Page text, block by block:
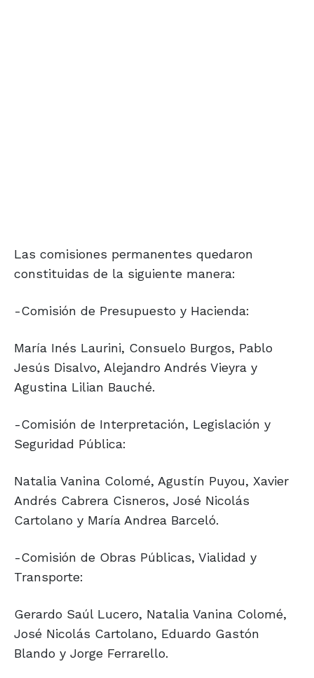
Las comisiones permanentes quedaron
constituidas de la siguiente manera:
-Comisión de Presupuesto y Hacienda:
María Inés Laurini, Consuelo Burgos, Pablo
Jesús Disalvo, Alejandro Andrés Vieyra y
Agustina Lilian Bauché.
-Comisión de Interpretación, Legislación y
Seguridad Pública:
Natalia Vanina Colomé, Agustín Puyou, Xavier
Andrés Cabrera Cisneros, José Nicolás
Cartolano y María Andrea Barceló.
-Comisión de Obras Públicas, Vialidad y
Transporte:
Gerardo Saúl Lucero, Natalia Vanina Colomé,
José Nicolás Cartolano, Eduardo Gastón
Blando y Jorge Ferrarello.